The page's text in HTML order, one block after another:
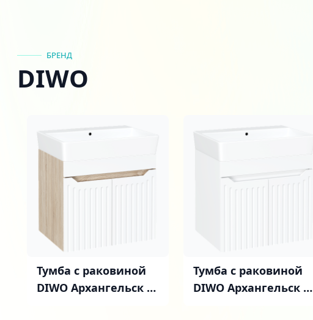
БРЕНД
DIWO
Тумба с раковиной
DIWO Архангельск 60
Тумба с раковиной
DIWO Архангельск 60